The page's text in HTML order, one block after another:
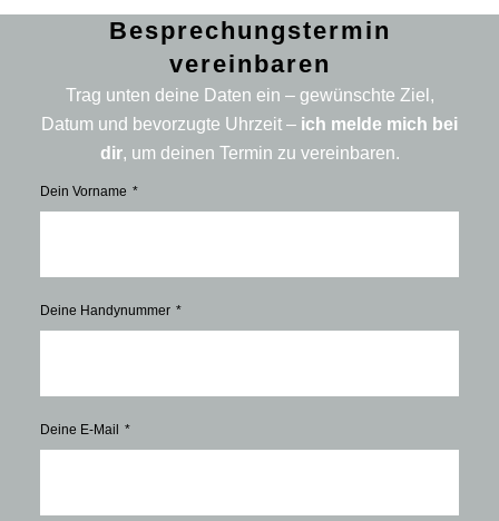
Besprechungstermin
vereinbaren
Trag unten deine Daten ein – gewünschte Ziel,
Datum und bevorzugte Uhrzeit – ich melde mich bei
dir, um deinen Termin zu vereinbaren.
Dein Vorname
Deine Handynummer
Deine E-Mail